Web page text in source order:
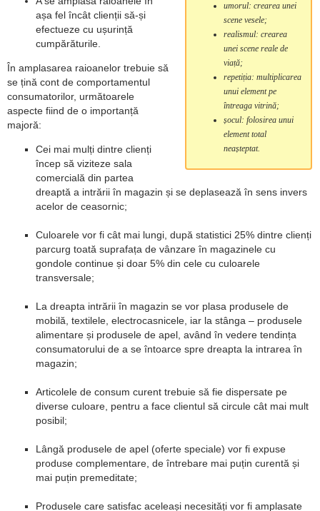
umorul: crearea unei
scene vesele;
realismul: crearea
unei scene reale de
viață;
repetiția: multiplicarea
unui element pe
întreaga vitrină;
șocul: folosirea unui
element total
neașteptat.
așa fel încât clienții să-și
efectueze cu ușurință
cumpărăturile.
În amplasarea raioanelor trebuie să
se țină cont de comportamentul
consumatorilor, următoarele
aspecte fiind de o importanță
majoră:
Cei mai mulți dintre clienți
încep să viziteze sala
comercială din partea
dreaptă a intrării în magazin și se deplasează în sens invers
acelor de ceasornic;
Culoarele vor fi cât mai lungi, după statistici 25% dintre clienți
parcurg toată suprafața de vânzare în magazinele cu
gondole continue și doar 5% din cele cu culoarele
transversale;
La dreapta intrării în magazin se vor plasa produsele de
mobilă, textilele, electrocasnicele, iar la stânga – produsele
alimentare și produsele de apel, având în vedere tendința
consumatorului de a se întoarce spre dreapta la intrarea în
magazin;
Articolele de consum curent trebuie să fie dispersate pe
diverse culoare, pentru a face clientul să circule cât mai mult
posibil;
Lângă produsele de apel (oferte speciale) vor fi expuse
produse complementare, de întrebare mai puțin curentă și
mai puțin premeditate;
Produsele care satisfac aceleași necesități vor fi amplasate